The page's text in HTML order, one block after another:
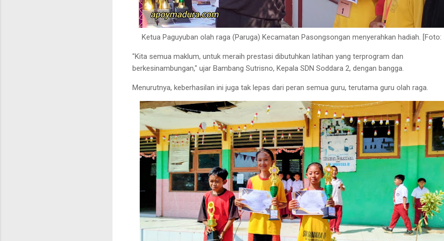
Ketua Paguyuban olah raga (Paruga) Kecamatan Pasongsongan menyerahkan hadiah. [Foto:
"Kita semua maklum, untuk meraih prestasi dibutuhkan latihan yang terprogram dan
berkesinambungan," ujar Bambang Sutrisno, Kepala SDN Soddara 2, dengan bangga.
Menurutnya, keberhasilan ini juga tak lepas dari peran semua guru, terutama guru olah raga.